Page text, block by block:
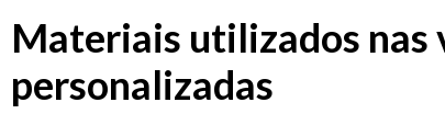
Materiais utilizados nas
personalizadas